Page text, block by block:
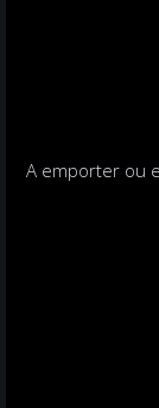
A emporter ou